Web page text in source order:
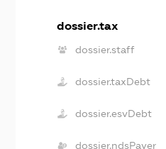
dossier.tax
dossier.staff
dossier.taxDebt
dossier.esvDebt
dossier.ndsPayer